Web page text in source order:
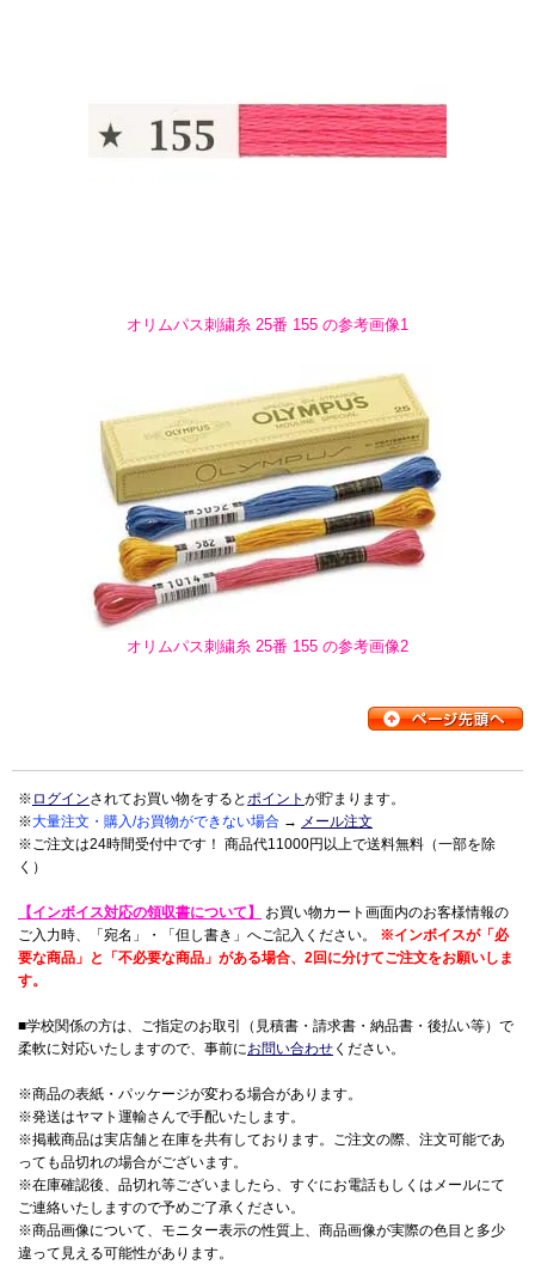
オリムパス刺繍糸 25番 155 の参考画像1
オリムパス刺繍糸 25番 155 の参考画像2
※ ログインされてお買い物をするとポイント が貯まります。
※大量注文・購入/お買物ができない場合 → メール注文
※ご注文は24時間受付中です！ 商品代11000円以上で送料無料（一部を除
く）
【インボイス対応の領収書について】
お買い物カート画面内のお客様情報の
ご入力時、「宛名」・「但し書き」へご記入ください。 ※インボイスが「必
要な商品」と「不必要な商品」がある場合、2回に分けてご注文をお願いしま
す。
■学校関係の方は、ご指定のお取引（見積書・請求書・納品書・後払い等）で
柔軟に対応いたしますので、事前にお問い合わせ ください。
※商品の表紙・パッケージが変わる場合があります。
※発送はヤマト運輸さんで手配いたします。
※掲載商品は実店舗と在庫を共有しております。ご注文の際、注文可能であ
っても品切れの場合がございます。
※在庫確認後、品切れ等ございましたら、すぐにお電話もしくはメールにて
ご連絡いたしますので予めご了承ください。
※商品画像について、モニター表示の性質上、商品画像が実際の色目と多少
違って見える可能性があります。